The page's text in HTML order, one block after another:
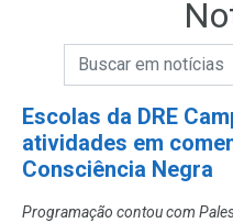
Campo de
Campo de Busca de
Escolas da DRE
atividades em
Consciência Negra
Programação contou com